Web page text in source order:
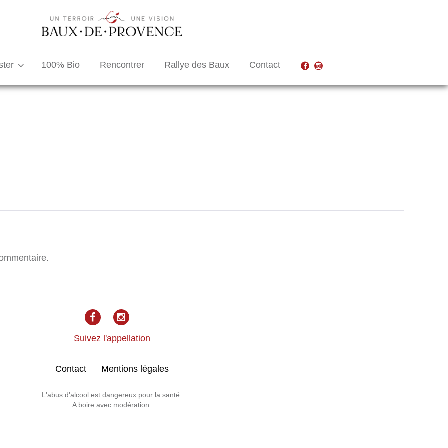
100% Bio Rencontrer Rallye des Baux Contact facebook
Instagram
facebookInstagram
Suivez l'appellation
Contact Mentions légales
L'abus d'alcool est dangereux pour la santé.
A boire avec modération.